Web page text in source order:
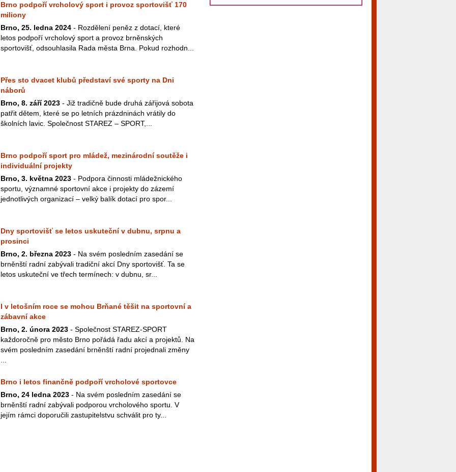
Brno podpoří vrcholový sport i provoz sportovišť 170
miliony
Brno, 25. ledna 2024 - Rozdělení peněz z dotací, které
letos podpoří vrcholový sport a provoz brněnských
sportovišť, odsouhlasila Rada města Brna. Pokud rozhodn...
Přes sto dvacet klubů představí své sporty na Dni
náborů
Brno, 8. září 2023 - Již tradičně bude druhá zářijová sobota
patřit dětem, které se po letních prázdninách vrátily do
školních lavic. Společnost STAREZ – SPORT,...
Brno podpoří sport pro mládež, mezinárodní soutěže i
individuální projekty
Brno, 3. května 2023 - Podpora činnosti mládežnického
sportu, významné sportovní akce i projekty do zázemí
jednotlivých organizací – velký balík dotací pro spor...
Dny sportovišť se letos uskuteční v dubnu, srpnu a
prosinci
Brno, 2. března 2023 - Na svém posledním zasedání se
brněnští radní zabývali tradiční akcí Dny sportovišť. Ta se
letos uskuteční ve třech termínech: v dubnu, sr...
I v letošním roce se mohou Brňané těšit na sportovní a
zábavní akce
Brno, 2. února 2023 - Společnost STAREZ-SPORT
každoročně pro město Brno pořádá řadu akcí a projektů. Na
svém posledním zasedání brněnští radní projednali změny
Brno i letos finančně podpoří vrcholové sportovce
Brno, 24 ledna 2023 - Na svém posledním zasedání se
brněnští radní zabývali podporou vrcholového sportu. V
jejím rámci doporučili zastupitelstvu schválit pro ty...